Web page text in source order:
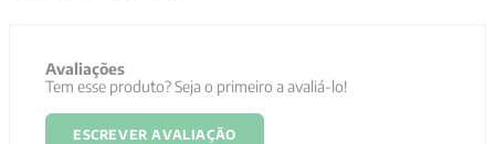
Avaliações
Tem esse produto? Seja o primeiro a avaliá-lo!
ESCREVER AVALIAÇÃO